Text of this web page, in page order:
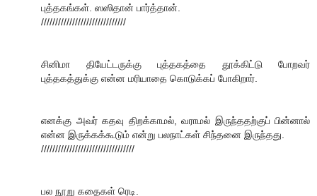
புத்தகங்கள். ஸஸிதான் பார்த்தான்.
//////////////////////////////
சினிமா தியேட்டருக்கு புத்தகத்தை தூக்கிட்டு போறவர்
புத்தகத்துக்கு என்ன மரியாதை கொடுக்கப் போகிறார்.
எனக்கு அவர் கதவு திறக்காமல், வராமல் இருந்ததற்குப் பின்னால்
என்ன இருக்கக்கூடும் என்று பலநாட்கள் சிந்தனை இருந்தது.
/////////////////////////////////
பல நூறு கதைகள் ரெடி.